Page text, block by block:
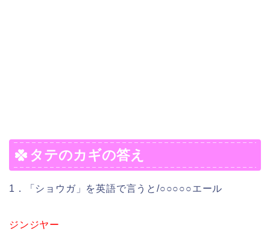
タテのカギの答え
1．「ショウガ」を英語で言うと/○○○○○エール
ジンジヤー